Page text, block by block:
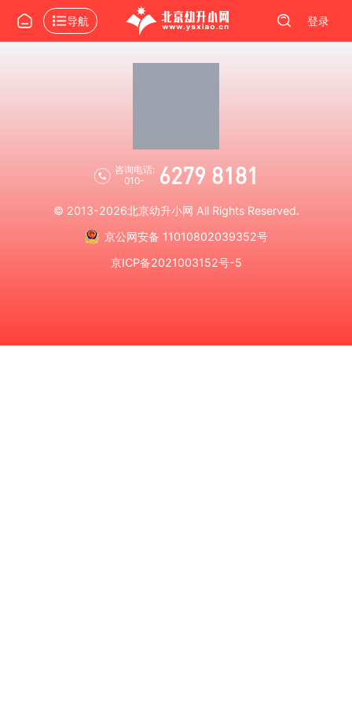
导航 登录
咨询电话:
010-
6279 8181
© 2013-2026北京幼升小网 All Rights Reserved.
京公网安备 11010802039352号
京ICP备2021003152号-5